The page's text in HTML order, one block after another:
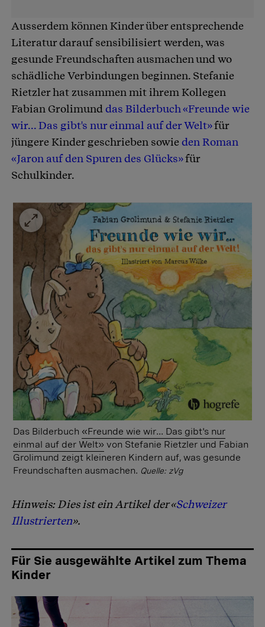
Ausserdem können Kinder über entsprechende
Literatur darauf sensibilisiert werden, was
gesunde Freundschaften ausmachen und wo
schädliche Verbindungen beginnen. Stefanie
Rietzler hat zusammen mit ihrem Kollegen
Fabian Grolimund das Bilderbuch «Freunde wie
wir... Das gibt's nur einmal auf der Welt»für
jüngere Kinder geschrieben sowieden Roman
«Jaron auf den Spuren des Glücks»für
Schulkinder.
Das Bilderbuch «Freunde wie wir... Das gibt's nur
einmal auf der Welt» von Stefanie Rietzler und Fabian
Grolimund zeigt kleineren Kindern auf, was gesunde
Freundschaften ausmachen. Quelle: zVg
Hinweis: Dies ist ein Artikel der «Schweizer
Illustrierten».
Für Sie ausgewählte Artikel zum Thema
Kinder